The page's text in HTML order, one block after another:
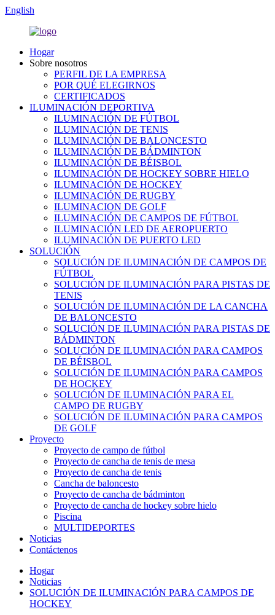
English
Hogar
Sobre nosotros
PERFIL DE LA EMPRESA
POR QUÉ ELEGIRNOS
CERTIFICADOS
ILUMINACIÓN DEPORTIVA
ILUMINACIÓN DE FÚTBOL
ILUMINACIÓN DE TENIS
ILUMINACIÓN DE BALONCESTO
ILUMINACIÓN DE BÁDMINTON
ILUMINACIÓN DE BÉISBOL
ILUMINACIÓN DE HOCKEY SOBRE HIELO
ILUMINACIÓN DE HOCKEY
ILUMINACIÓN DE RUGBY
ILUMINACION DE GOLF
ILUMINACIÓN DE CAMPOS DE FÚTBOL
ILUMINACIÓN LED DE AEROPUERTO
ILUMINACIÓN DE PUERTO LED
SOLUCIÓN
SOLUCIÓN DE ILUMINACIÓN DE CAMPOS DE
FÚTBOL
SOLUCIÓN DE ILUMINACIÓN PARA PISTAS DE
TENIS
SOLUCIÓN DE ILUMINACIÓN DE LA CANCHA
DE BALONCESTO
SOLUCIÓN DE ILUMINACIÓN PARA PISTAS DE
BÁDMINTON
SOLUCIÓN DE ILUMINACIÓN PARA CAMPOS
DE BÉISBOL
SOLUCIÓN DE ILUMINACIÓN PARA CAMPOS
DE HOCKEY
SOLUCIÓN DE ILUMINACIÓN PARA EL
CAMPO DE RUGBY
SOLUCIÓN DE ILUMINACIÓN PARA CAMPOS
DE GOLF
Proyecto
Proyecto de campo de fútbol
Proyecto de cancha de tenis de mesa
Proyecto de cancha de tenis
Cancha de baloncesto
Proyecto de cancha de bádminton
Proyecto de cancha de hockey sobre hielo
Piscina
MULTIDEPORTES
Noticias
Contáctenos
Hogar
Noticias
SOLUCIÓN DE ILUMINACIÓN PARA CAMPOS DE
HOCKEY